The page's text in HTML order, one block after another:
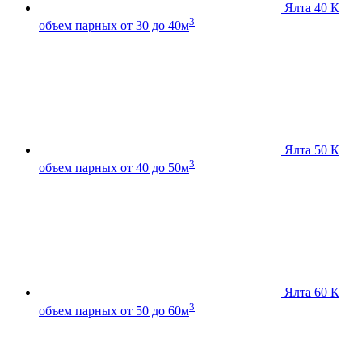
Ялта 40 К
объем парных от 30 до 40м3
Ялта 50 К
объем парных от 40 до 50м3
Ялта 60 К
объем парных от 50 до 60м3